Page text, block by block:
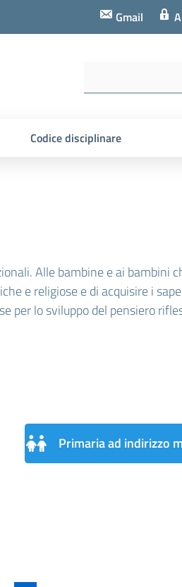
Gmail
Codice disciplinare
Alle bambine e ai bambini
e religiose e di acquisire i
per lo sviluppo del pensiero
Primaria ad indirizzo